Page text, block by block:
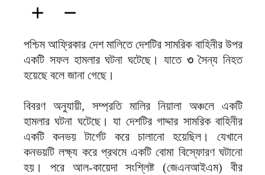
পশ্চিম আফ্রিকার দেশ মালিতে দেশটির সামরিক বাহিনীর উপর
একটি সফল হামলার ঘটনা ঘটেছে। যাতে ৩সৈন্য নিহত
হয়েছে বলে জানা গেছে।
বিবরণ অনুযায়ী, সম্প্রতি মালির নিয়ালা অঞ্চলে একটি
হামলার ঘটনা ঘটেছে। যা দেশটির গাদ্দার সামরিক বাহিনীর
একটি কনভয় টার্গেট করে চালানো হয়েছিল। যেখানে
কনভয়টি লক্ষ্য করে প্রথমে একটি বোমা বিস্ফোরণ ঘটানো
হয়। পরে আল-কায়েদা সংশ্লিষ্ট (জেএনআইএম) বীর